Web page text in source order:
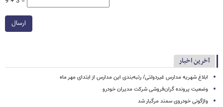
ارسال
آخرین اخبار
ابلاغ شهریه مدارس غیردولتی/ رتبه‌بندی این مدارس از ابتدای مهر ماه
وضعیت پرونده گران‌فروشی شرکت مدیران خودرو
واژگونی خودروی سمند مرگبار شد